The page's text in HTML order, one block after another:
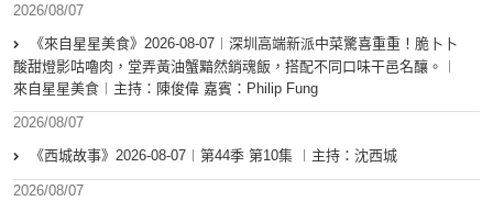
2026/08/07
《來自星星美食》2026-08-07︱深圳高端新派中菜驚喜重重！脆卜卜
酸甜燈影咕嚕肉，堂弄黃油蟹黯然銷魂飯，搭配不同口味干邑名釀。︱
來自星星美食︱主持：陳俊偉 嘉賓：Philip Fung
2026/08/07
《西城故事》2026-08-07︱第44季 第10集 ︱主持：沈西城
2026/08/07